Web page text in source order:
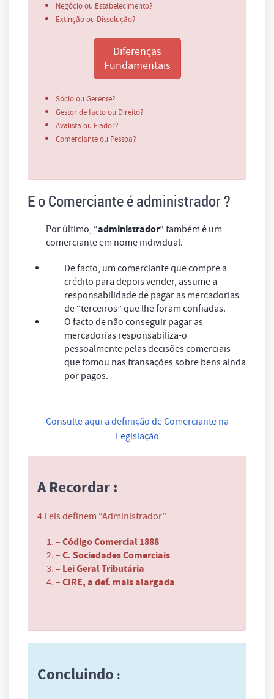
Negócio ou Estabelecimento?
Extinção ou Dissolução?
Diferenças
Fundamentais
Sócio ou Gerente?
Gestor de facto ou Direito?
Avalista ou Fiador?
Comerciante ou Pessoa?
E o Comerciante é administrador ?
Por último, “administrador” também é um
comerciante em nome individual.
De facto, um comerciante que compre a
crédito para depois vender, assume a
responsabilidade de pagar as mercadorias
de “terceiros” que lhe foram confiadas.
O facto de não conseguir pagar as
mercadorias responsabiliza-o
pessoalmente pelas decisões comerciais
que tomou nas transações sobre bens ainda
por pagos.
Consulte aqui a definição de Comerciante na
Legislação
A Recordar :
4 Leis definem “Administrador”
– Código Comercial 1888
– C. Sociedades Comerciais
– Lei Geral Tributária
– CIRE, a def. mais alargada
Concluindo :